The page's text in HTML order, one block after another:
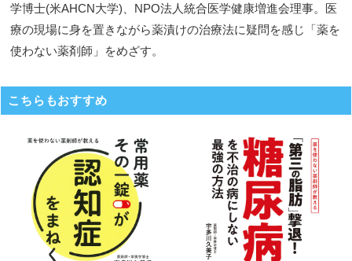
学博士(米AHCN大学)、NPO法人統合医学健康増進会理事。医
療の現場に身を置きながら薬漬けの治療法に疑問を感じ「薬を
使わない薬剤師」をめざす。
こちらもおすすめ